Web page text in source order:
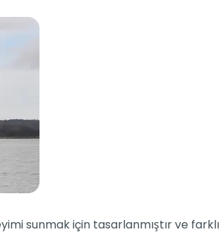
sunmak için tasarlanmıştır ve